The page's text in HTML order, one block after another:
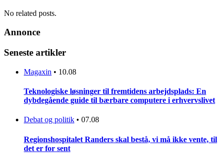
No related posts.
Annonce
Seneste artikler
Magaxin • 10.08
Teknologiske løsninger til fremtidens arbejdsplads: En
dybdegående guide til bærbare computere i erhvervslivet
Debat og politik • 07.08
Regionshospitalet Randers skal bestå, vi må ikke vente, til
det er for sent